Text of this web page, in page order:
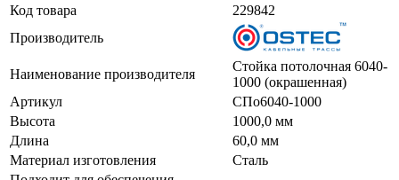
Код товара
229842
Производитель
Наименование производителя
Стойка потолочная 6040-
1000 (окрашенная)
Артикул
СПо6040-1000
Высота
1000,0 мм
Длина
60,0 мм
Материал изготовления
Сталь